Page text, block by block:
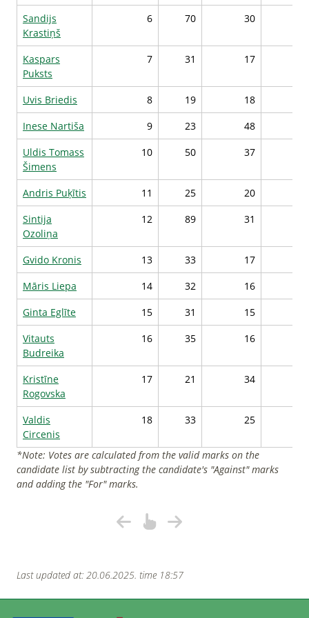
Sandijs
Krastiņš
6 70 30
Kaspars
Puksts
7 31 17
Uvis Briedis 8 19 18
Inese Nartiša
9 23 48
Uldis Tomass
Šimens
10 50 37
Andris Puķītis 11 25 20
Sintija
Ozoliņa
12 89 31
Gvido Kronis 13 33 17
Māris Liepa
14 32 16
Ginta Eglīte
15 31 15
Vitauts
Budreika
16 35 16
Kristīne
Rogovska
17 21 34
Valdis
Circenis
18 33 25
*Note: Votes are calculated from the valid marks on the
candidate list by subtracting the candidate's "Against" marks
and adding the "For" marks.
Last updated at: 20.06.2025. time 18:57